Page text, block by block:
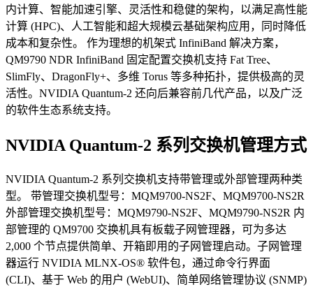
内计算、智能加速引擎、灵活性和稳健的架构，以满足高性能
计算 (HPC)、人工智能和超大规模云基础架构应用，同时降低
成本和复杂性。 作为理想的机架式 InfiniBand 解决方案，
QM9790 NDR InfiniBand 固定配置交换机支持 Fat Tree、
SlimFly、DragonFly+、多维 Torus 等多种拓扑，提供极高的灵
活性。NVIDIA Quantum-2 还向后兼容前几代产品，以及广泛
的软件生态系统支持。
NVIDIA Quantum-2 系列交换机管理方式
NVIDIA Quantum-2 系列交换机支持带管理或外部管理两种类
型。 带管理交换机型号：MQM9700-NS2F、MQM9700-NS2R
外部管理交换机型号：MQM9790-NS2F、MQM9790-NS2R 内
部管理的 QM9700 交换机具有板载子网管理器，可为多达
2,000 个节点提供简单、开箱即用的子网管理启动。子网管理
器运行 NVIDIA MLNX-OS® 软件包，通过命令行界面
(CLI)、基于 Web 的用户 (WebUI)、简单网络管理协议 (SNMP)